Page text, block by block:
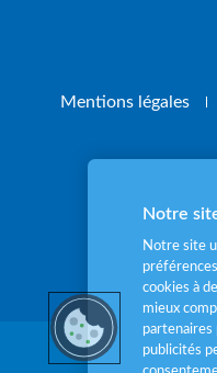
Mentions légales
Notre
Notre site
cookies à
mieux
publicités